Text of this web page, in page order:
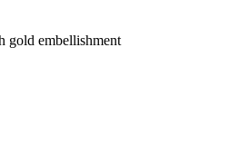
gold embellishment